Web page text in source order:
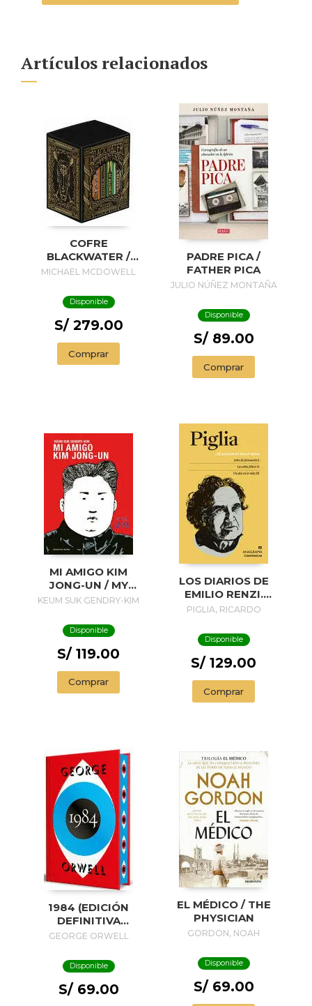
Artículos relacionados
COFRE
BLACKWATER /
BLACKWATER
MICHAEL MCDOWELL
Disponible
S/ 279.00
Comprar
PADRE PICA /
FATHER PICA
JULIO NÚÑEZ MONTAÑA
Disponible
S/ 89.00
Comprar
MI AMIGO KIM
JONG-UN / MY
FRIEND KIM JONG-
KEUM SUK GENDRY-KIM
Disponible
S/ 119.00
Comprar
LOS DIARIOS DE
EMILIO RENZI.
AÑOS DE
AÑOS FELICES II;
UN DIA EN LA VIDA
III
PIGLIA, RICARDO
Disponible
S/ 129.00
Comprar
1984 (EDICIÓN
DEFINITIVA
AVALADA POR THE
(EDICIÓN ESPECIAL
LIMITADA CON
CANTOS
PINTADOS) / 1984
GEORGE ORWELL
Disponible
S/ 69.00
EL MÉDICO / THE
PHYSICIAN
GORDON, NOAH
Disponible
S/ 69.00